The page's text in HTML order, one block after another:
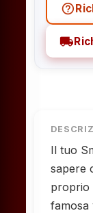
help_outline
local_shipping
Il tuo
sapere
proprio
famosa